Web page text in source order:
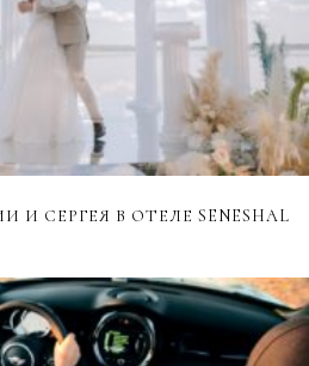
И СЕРГЕЯ В ОТЕЛЕ SENESHAL